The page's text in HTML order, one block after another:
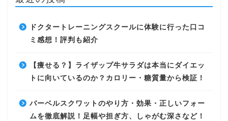
ドクタートレーニングスクールに体験に行った口コ
ミ感想！評判も紹介
【痩せる？】ライザップ牛サラダは本当にダイエッ
トに向いているのか？カロリー・糖質量から検証！
バーベルスクワットのやり方・効果・正しいフォー
ムを徹底解説！足幅や担ぎ方、しゃがむ深さなど！